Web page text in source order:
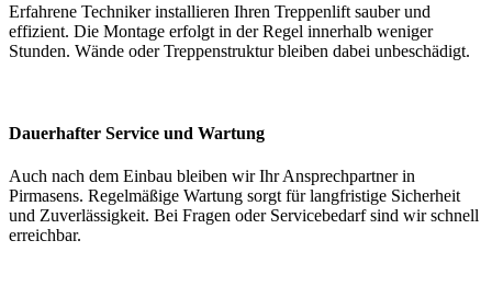
Erfahrene Techniker installieren Ihren Treppenlift sauber und
effizient. Die Montage erfolgt in der Regel innerhalb weniger
Stunden. Wände oder Treppenstruktur bleiben dabei unbeschädigt.
Dauerhafter Service und Wartung
Auch nach dem Einbau bleiben wir Ihr Ansprechpartner in
Pirmasens. Regelmäßige Wartung sorgt für langfristige Sicherheit
und Zuverlässigkeit. Bei Fragen oder Servicebedarf sind wir schnell
erreichbar.